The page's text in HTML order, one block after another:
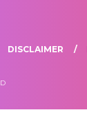
DISCLAIMER